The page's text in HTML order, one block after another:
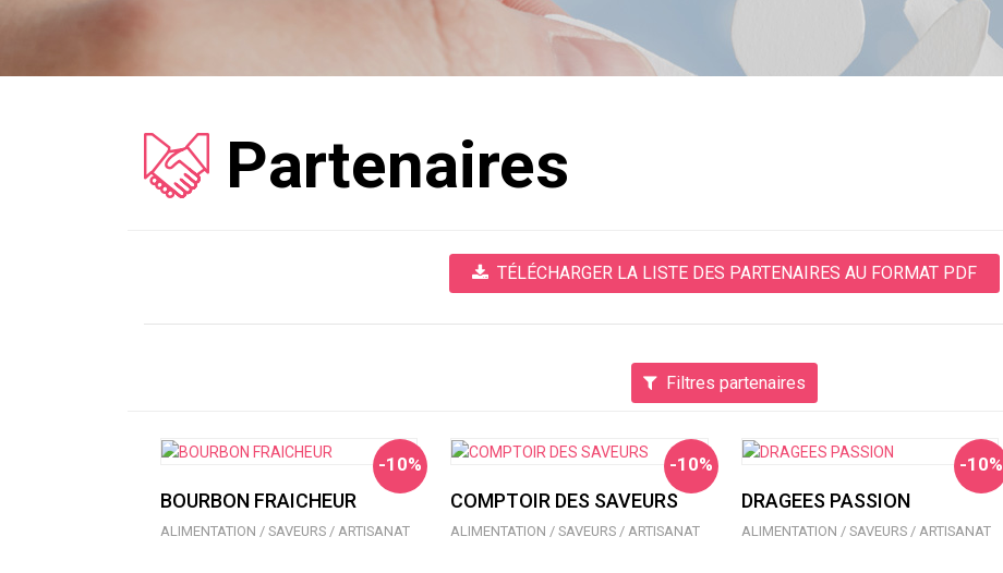
Partenaires
TÉLÉCHARGER LA LISTE DES PARTENAIRES AU FORMAT PDF
Filtres partenaires
-10%
BOURBON FRAICHEUR
ALIMENTATION / SAVEURS / ARTISANAT
-10%
COMPTOIR DES SAVEURS
ALIMENTATION / SAVEURS / ARTISANAT
-10%
DRAGEES PASSION
ALIMENTATION / SAVEURS / ARTISANAT